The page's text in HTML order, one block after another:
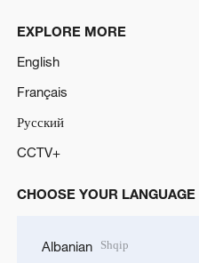
EXPLORE MORE
English
Français
Русский
CCTV+
CHOOSE YOUR LANGUAGE
Albanian Shqip